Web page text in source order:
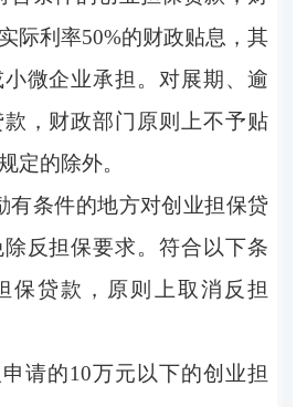
际利率50%的财政贴息，其
微企业承担。对展期、逾
，财政部门原则上不予贴
定的除外。
有条件的地方对创业担保贷
反担保要求。符合以下条
保贷款，原则上取消反担
申请的10万元以下的创业担